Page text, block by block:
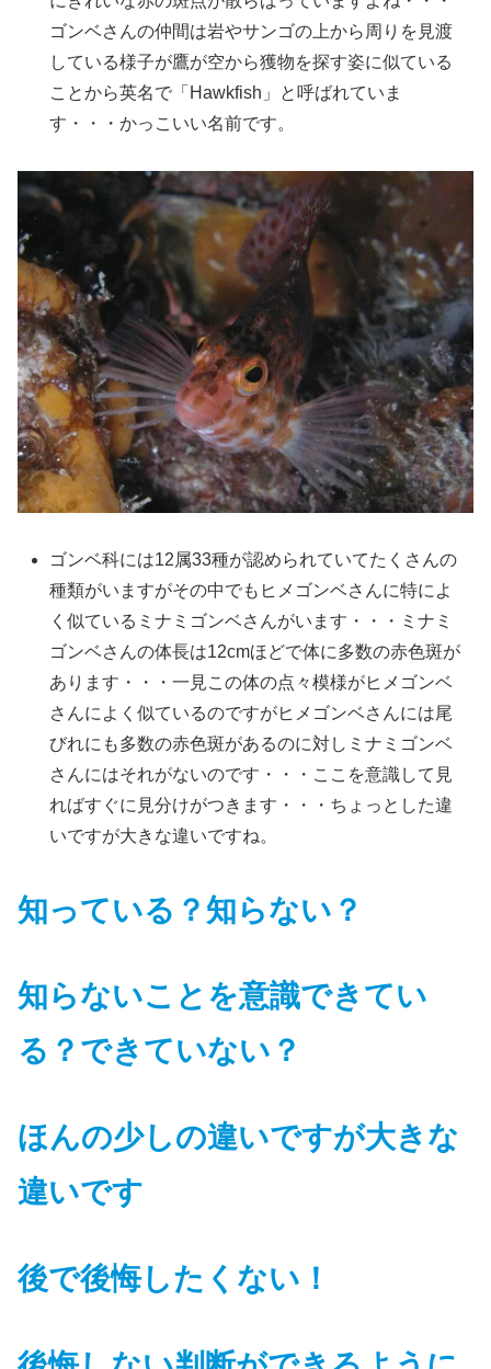
ゴンベさんの仲間は岩やサンゴの上から周りを見渡
している様子が鷹が空から獲物を探す姿に似ている
ことから英名で「Hawkfish」と呼ばれていま
す・・・かっこいい名前です。
ゴンベ科には12属33種が認められていてたくさんの
種類がいますがその中でもヒメゴンベさんに特によ
く似ているミナミゴンベさんがいます・・・ミナミ
ゴンベさんの体長は12cmほどで体に多数の赤色斑が
あります・・・一見この体の点々模様がヒメゴンベ
さんによく似ているのですがヒメゴンベさんには尾
びれにも多数の赤色斑があるのに対しミナミゴンベ
さんにはそれがないのです・・・ここを意識して見
ればすぐに見分けがつきます・・・ちょっとした違
いですが大きな違いですね。
知っている？知らない？
知らないことを意識できてい
る ？ できていない？
ほんの少しの違いですが大きな
違いです
後で後悔したくない！